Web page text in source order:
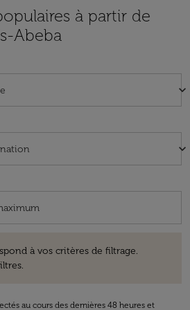
à partir de
Abeba
keyboard_arrow_down
keyboard_arrow_down
à vos critères de filtrage.
au cours des dernières 48 heures et